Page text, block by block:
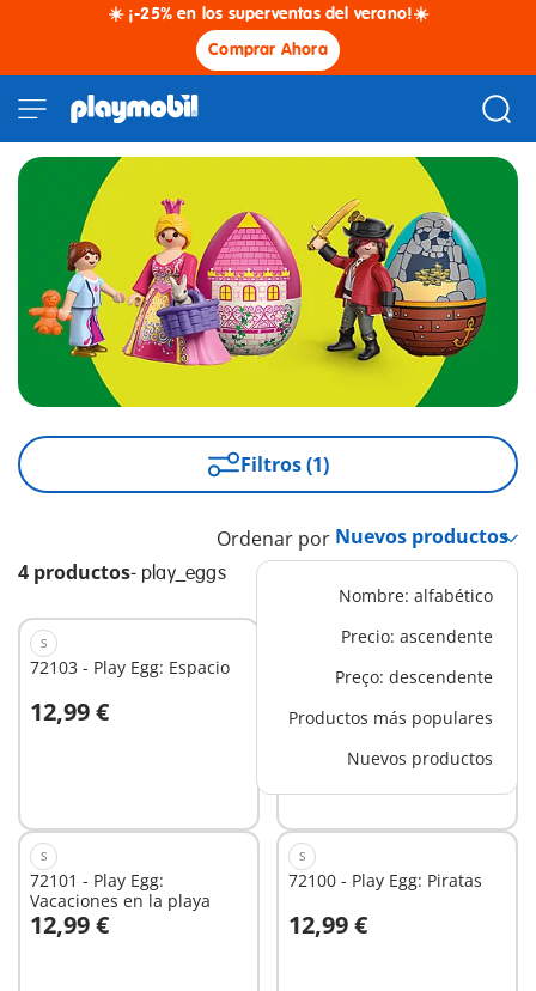
☀️ ¡-25% en los superventas del verano!☀️
Comprar Ahora
Filtros (1)
4 productos- play_eggs
Ordenar por
Nombre: alfabético
Precio: ascendente
Preço: descendente
Productos más populares
Nuevos productos
S
72103 - Play Egg: Espacio
12,99 €
A la cesta
72102 - Play Egg: Princesa
12,99 €
A la cesta
S
72101 - Play Egg:
Vacaciones en la playa
12,99 €
A la cesta
S
72100 - Play Egg: Piratas
12,99 €
A la cesta